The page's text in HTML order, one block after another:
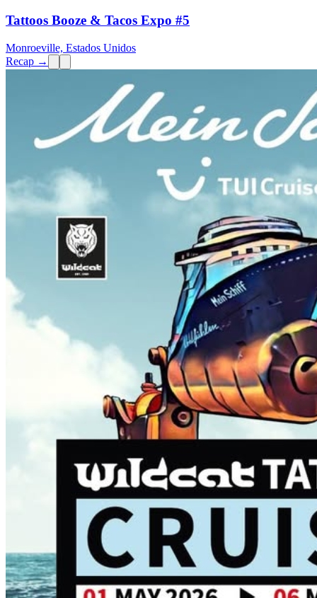
Tattoos Booze & Tacos Expo #5
Monroeville, Estados Unidos
Recap →